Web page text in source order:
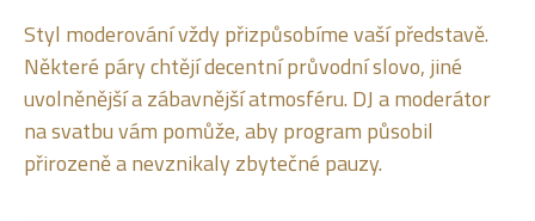
Styl moderování vždy přizpůsobíme vaší představě.
Některé páry chtějí decentní průvodní slovo, jiné
uvolněnější a zábavnější atmosféru. DJ a moderátor
na svatbu vám pomůže, aby program působil
přirozeně a nevznikaly zbytečné pauzy.